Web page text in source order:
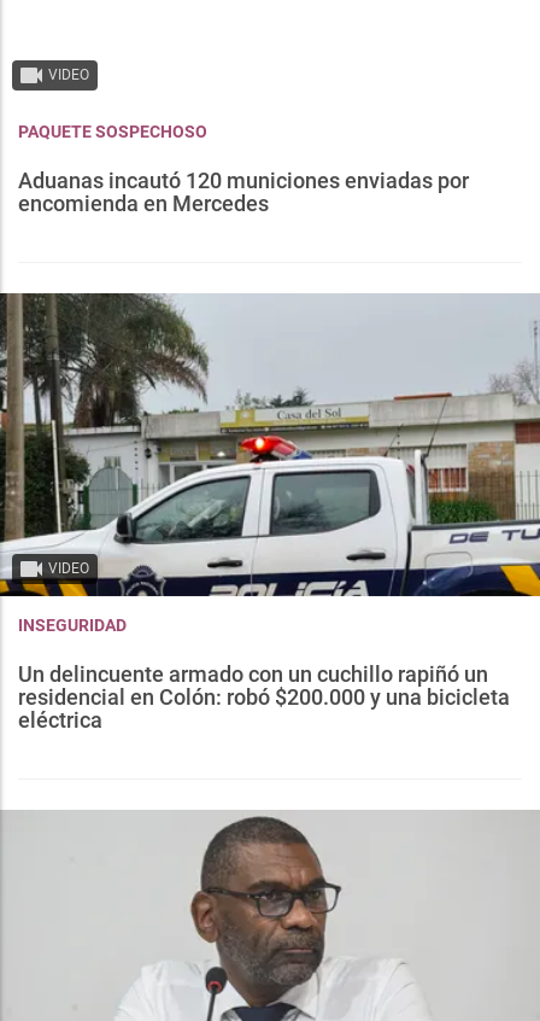
VIDEO
PAQUETE SOSPECHOSO
Aduanas incautó 120 municiones enviadas por
encomienda en Mercedes
VIDEO
INSEGURIDAD
Un delincuente armado con un cuchillo rapiñó un
residencial en Colón: robó $200.000 y una bicicleta
eléctrica